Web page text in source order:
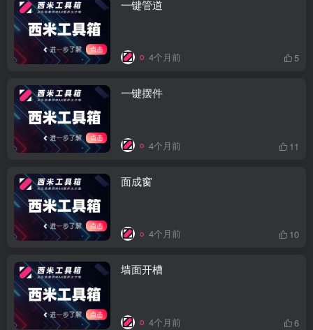
一键管道
4个月前 5
一键摆件
4个月前 11
面成窗
4个月前 10
墙面开槽
4个月前 6